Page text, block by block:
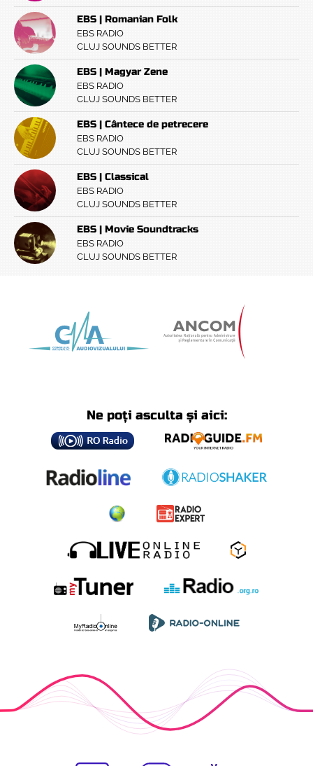
EBS | Romanian Folk
EBS RADIO
CLUJ SOUNDS BETTER
EBS | Magyar Zene
EBS RADIO
CLUJ SOUNDS BETTER
EBS | Cântece de petrecere
EBS RADIO
CLUJ SOUNDS BETTER
EBS | Classical
EBS RADIO
CLUJ SOUNDS BETTER
EBS | Movie Soundtracks
EBS RADIO
CLUJ SOUNDS BETTER
Ne poți asculta și aici: